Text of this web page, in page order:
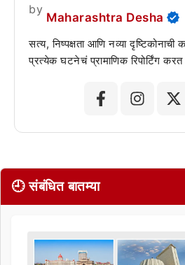
by
Maharashtra Desha
सत्य, निष्पक्षता आणि नव्या
प्रत्येक घटनेचं प्रामाणिक रिपोर्टिंग
🕘 संबंधित बातम्या